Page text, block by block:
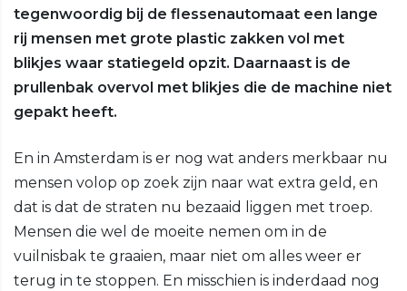
tegenwoordig bij de flessenautomaat een lange
rij mensen met grote plastic zakken vol met
blikjes waar statiegeld opzit. Daarnaast is de
prullenbak overvol met blikjes die de machine niet
gepakt heeft.
En in Amsterdam is er nog wat anders merkbaar nu
mensen volop op zoek zijn naar wat extra geld, en
dat is dat de straten nu bezaaid liggen met troep.
Mensen die wel de moeite nemen om in de
vuilnisbak te graaien, maar niet om alles weer er
terug in te stoppen. En misschien is inderdaad nog